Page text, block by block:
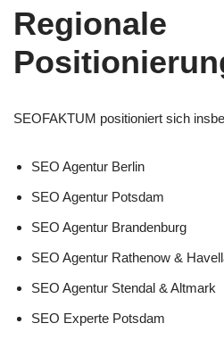
Regionale
SEOFAKTUM positioniert sich
SEO Agentur Berlin
SEO Agentur Potsdam
SEO Agentur Brandenburg
SEO Agentur Rathenow &
SEO Agentur Stendal & Altmark
SEO Experte Potsdam